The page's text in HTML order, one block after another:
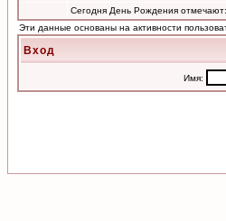
Сегодня День Рождения отмечают:
Эти данные основаны на активности
Вход
Имя: